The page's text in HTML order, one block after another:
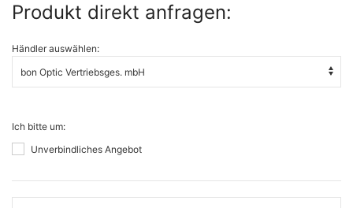
Produkt direkt anfragen:
Händler auswählen:
Ich bitte um:
Unverbindliches Angebot